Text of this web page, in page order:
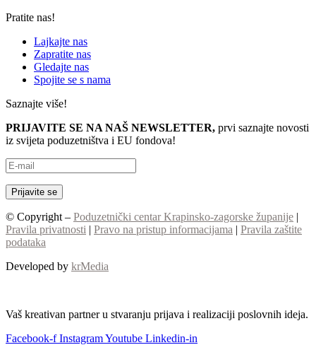
Pratite nas!
Lajkajte nas
Zapratite nas
Gledajte nas
Spojite se s nama
Saznajte više!
PRIJAVITE SE NA NAŠ NEWSLETTER, prvi saznajte novosti
iz svijeta poduzetništva i EU fondova!
© Copyright – Poduzetnički centar Krapinsko-zagorske županije |
Pravila privatnosti | Pravo na pristup informacijama | Pravila zaštite
podataka
Developed by krMedia
Vaš kreativan partner u stvaranju prijava i realizaciji poslovnih ideja.
Facebook-f InstagramYoutube Linkedin-in